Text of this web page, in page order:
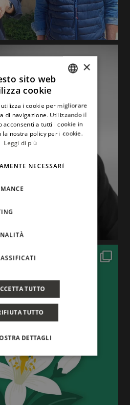
ENGLISH
×
sito web
cookie
i cookie per migliorare
di navigazione. Utilizzando il
acconsenti a tutti i cookie in
la nostra policy per i cookie.
Leggi di più
NECESSARI
TUTTO
TUTTO
DETTAGLI